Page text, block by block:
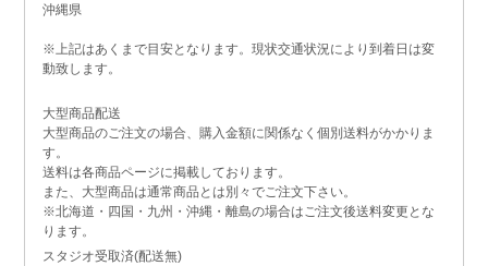
沖縄県
※上記はあくまで目安となります。現状交通状況により到着日は変
動致します。
大型商品配送
大型商品のご注文の場合、購入金額に関係なく個別送料がかかりま
す。
送料は各商品ページに掲載しております。
また、大型商品は通常商品とは別々でご注文下さい。
※北海道・四国・九州・沖縄・離島の場合はご注文後送料変更とな
ります。
スタジオ受取済(配送無)